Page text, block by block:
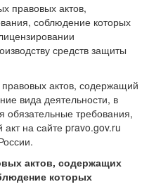
правовых актов,
соблюдение которых
средств защиты
актов, содержащий
вида деятельности, в
обязательные требования,
на сайте pravo.gov.ru
актов, содержащих
которых